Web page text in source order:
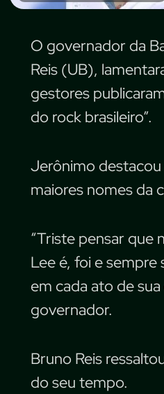
O governador da
Reis (UB),
gestores
do rock brasileiro”.
Jerônimo destacou
maiores nomes da
“Triste pensar que
Lee é, foi e
em cada ato de
governador.
Bruno Reis
do seu tempo.